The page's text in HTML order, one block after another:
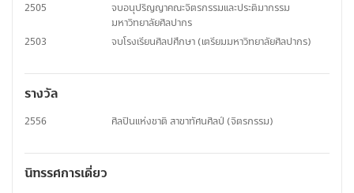
2505
จบอนุปริญญาคณะจิตรกรรมและประติมากรรม
มหาวิทยาลัยศิลปากร
2503
จบโรงเรียนศิลปศึกษา (เตรียมมหาวิทยาลัยศิลปากร)
รางวัล
2556 ศิลปินแห่งชาติ สาขาทัศนศิลป์ (จิตรกรรม)
นิทรรศการเดี่ยว